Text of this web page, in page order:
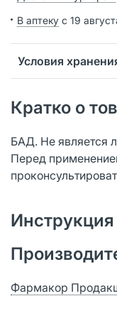
В аптеку с 19
Условия
Кратко о
БАД. Не является
Перед
Фармакор